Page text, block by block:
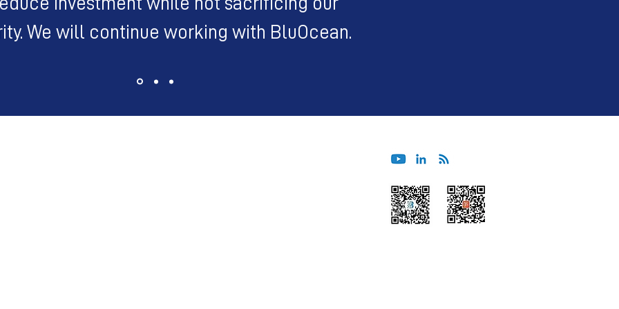
We will continue working with BluOcean.